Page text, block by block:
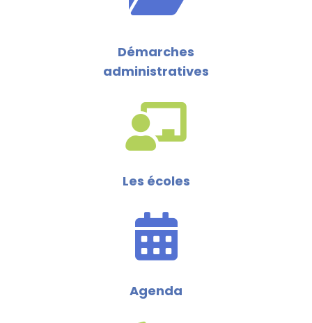
Démarches
administratives
Les écoles
Agenda